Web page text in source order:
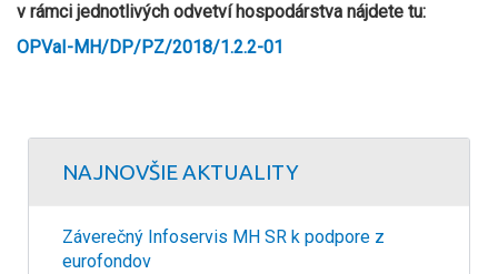
v rámci jednotlivých odvetví hospodárstva nájdete tu:
OPVaI-MH/DP/PZ/2018/1.2.2-01
NAJNOVŠIE AKTUALITY
Záverečný Infoservis MH SR k podpore z
eurofondov